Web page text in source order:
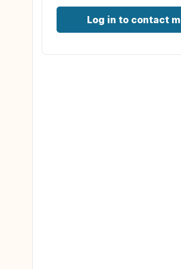
Log in to contact